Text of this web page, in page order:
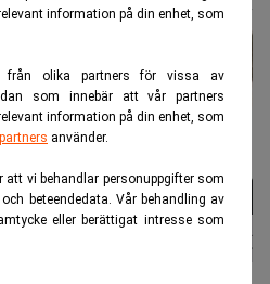
information på din enhet, som
från olika partners för vissa av
som innebär att vår partners
information på din enhet, som
partners använder.
att vi behandlar personuppgifter som
beteendedata. Vår behandling av
eller berättigat intresse som